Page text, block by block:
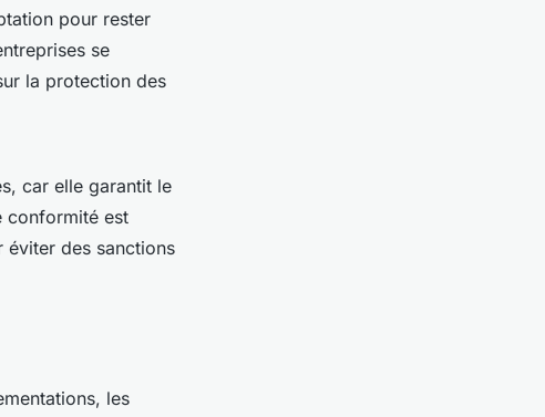
pour rester
se
la protection des
car elle garantit le
conformité est
éviter des sanctions
les